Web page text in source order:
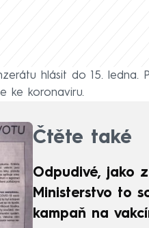
hlásit do 15. ledna.
ke koronaviru.
Čtěte také
Odpudivé, jako
Ministerstvo to
kampaň na